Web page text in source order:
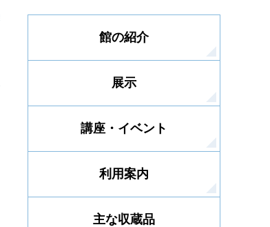
館の紹介
展示
講座・イベント
利用案内
主な収蔵品